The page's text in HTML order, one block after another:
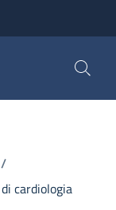
/
cardiologia